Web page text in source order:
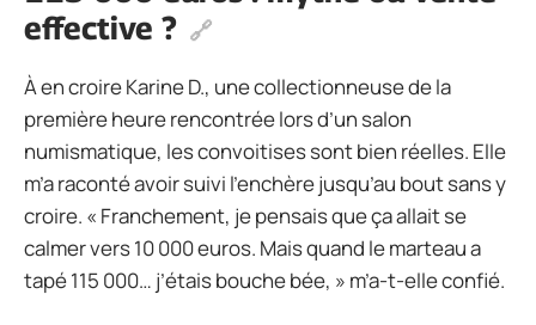
effective ?
À en croire Karine D., une collectionneuse de la
première heure rencontrée lors d’un salon
numismatique, les convoitises sont bien réelles. Elle
m’a raconté avoir suivi l’enchère jusqu’au bout sans y
croire. « Franchement, je pensais que ça allait se
calmer vers 10 000 euros. Mais quand le marteau a
tapé 115 000… j’étais bouche bée, » m’a-t-elle confié.